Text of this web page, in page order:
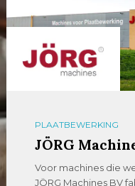
PLAATBEWERKING
JÖRG
Voor machines die
JÖRG Machines BV